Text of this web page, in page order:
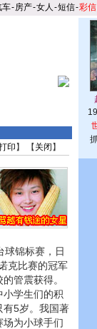
车-房产-女人 -短信-彩信
印 】 【 关闭 】
锦标赛，日
克比赛的冠军
管震获得。
学生们的积
有5岁。我国著
场为小球手们